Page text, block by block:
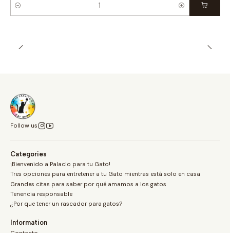
Quantity
Follow us
Categories
¡Bienvenido a Palacio para tu Gato!
Tres opciones para entretener a tu Gato mientras está solo en casa
Grandes citas para saber por qué amamos a los gatos
Tenencia responsable
¿Por que tener un rascador para gatos?
Information